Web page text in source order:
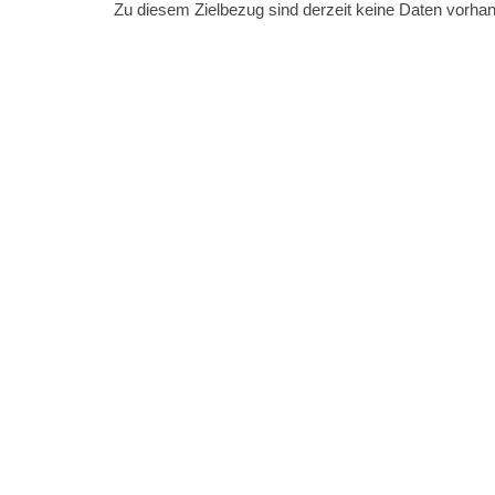
Zu diesem Zielbezug sind derzeit keine Daten